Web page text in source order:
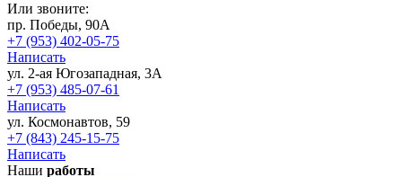
Или звоните:
пр. Победы, 90А
+7 (953) 402-05-75
Написать
ул. 2-ая Югозападная, 3А
+7 (953) 485-07-61
Написать
ул. Космонавтов, 59
+7 (843) 245-15-75
Написать
Наши работы